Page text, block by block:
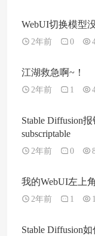
WebUI切换模型
2年前 0
江湖救急啊~！
2年前 1
Stable Diffusion报
subscriptable
2年前 0
我的WebUI左上
2年前 1
Stable Diffusion